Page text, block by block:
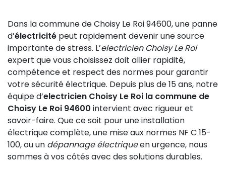
Dans la commune de Choisy Le Roi 94600, une panne
d’électricité peut rapidement devenir une source
importante de stress. L’electricien Choisy Le Roi
expert que vous choisissez doit allier rapidité,
compétence et respect des normes pour garantir
votre sécurité électrique. Depuis plus de 15 ans, notre
équipe d’electricien Choisy Le Roi la commune de
Choisy Le Roi 94600 intervient avec rigueur et
savoir-faire. Que ce soit pour une installation
électrique complète, une mise aux normes NF C 15-
100, ou un dépannage électriqueen urgence, nous
sommes à vos côtés avec des solutions durables.